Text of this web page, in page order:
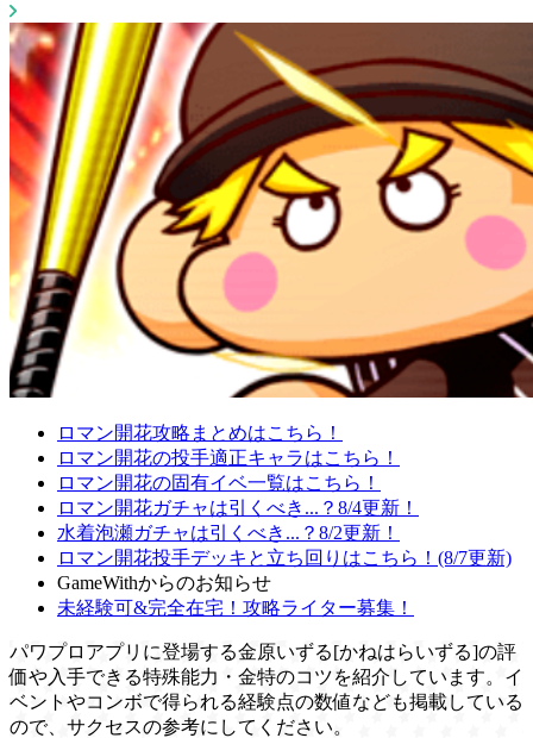
ロマン開花攻略まとめはこちら！
ロマン開花の投手適正キャラはこちら！
ロマン開花の固有イベ一覧はこちら！
ロマン開花ガチャは引くべき...？8/4更新！
水着泡瀬ガチャは引くべき...？8/2更新！
ロマン開花投手デッキと立ち回りはこちら！(8/7更新)
GameWithからのお知らせ
未経験可&完全在宅！攻略ライター募集！
パワプロアプリに登場する金原いずる[かねはらいずる]の評
価や入手できる特殊能力・金特のコツを紹介しています。イ
ベントやコンボで得られる経験点の数値なども掲載している
ので、サクセスの参考にしてください。